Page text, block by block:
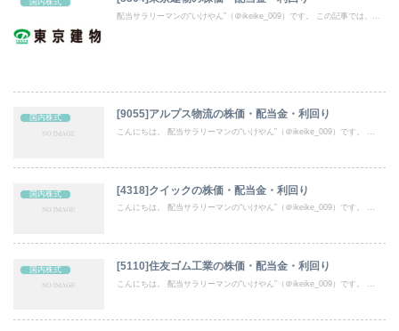
国内株式
配当サラリーマンの“いけやん”（＠ikeike_009）です。 この記事では、...
国内株式 [9055]アルプス物流の株価・配当金・利回り
こんにちは。 配当サラリーマンの“いけやん”（＠ikeike_009）です。 ...
国内株式 [4318]クイックの株価・配当金・利回り
こんにちは。 配当サラリーマンの“いけやん”（＠ikeike_009）です。 ...
国内株式 [5110]住友ゴム工業の株価・配当金・利回り
こんにちは。 配当サラリーマンの“いけやん”（＠ikeike_009）です。 ...